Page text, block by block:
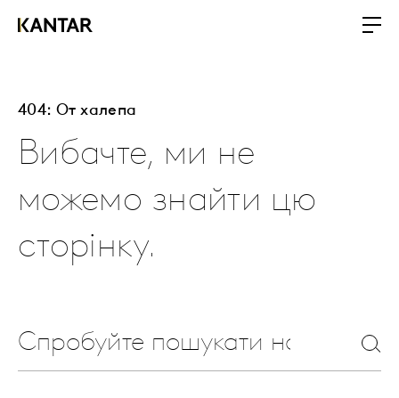
404: От халепа
Вибачте, ми не
можемо знайти цю
сторінку.